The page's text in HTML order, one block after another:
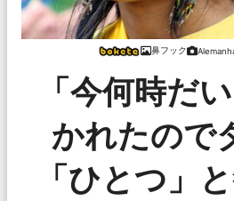
鼻フック
「今何時だ
かれたので
「ひとつ」